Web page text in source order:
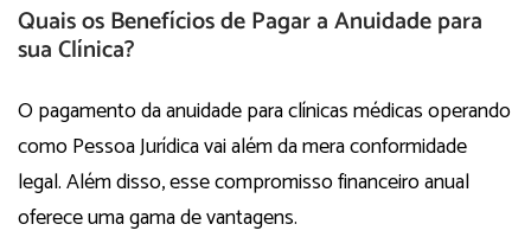
Quais os Benefícios de Pagar a Anuidade para
sua Clínica?
O pagamento da anuidade para clínicas médicas operando
como Pessoa Jurídica vai além da mera conformidade
legal. Além disso, esse compromisso financeiro anual
oferece uma gama de vantagens.